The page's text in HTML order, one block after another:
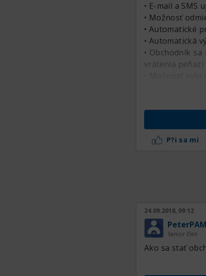
• E-mail a
• Možnosť
• Automatické
• Automatická
• Obchodník
vrátenia
P?i sa mi
24.09.2018, 09:12
Senior člen
Ako sa stať